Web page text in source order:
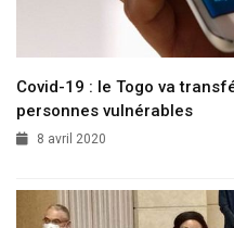
Covid-19 : le Togo va
personnes vulnérables
8 avril 2020